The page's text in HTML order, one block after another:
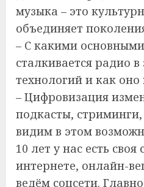
музыка – это
объединяет
– С какими
сталкивается радио
технологий и как оно
– Цифровизация
подкасты,
видим в этом
10 лет у нас есть своя
интернете, онлайн-
ведём соцсети.